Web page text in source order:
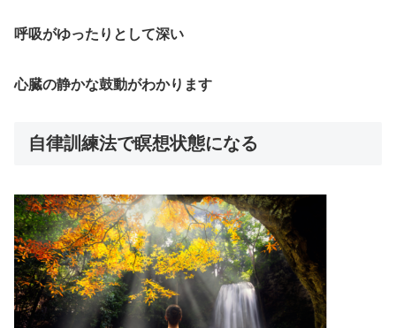
呼吸がゆったりとして深い
心臓の静かな鼓動がわかります
自律訓練法で瞑想状態になる